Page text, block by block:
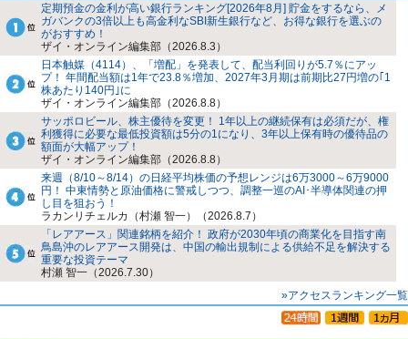
定期預金の金利が高い銀行ランキング[2026年8月] 貯金をするなら、メ
ガバンクの3倍以上も高金利なSBI新生銀行など、お得な銀行を選ぶの
がおすすめ！
ザイ・オンライン編集部（2026.8.3）
日本触媒（4114）、「増配」を発表して、配当利回りが5.7％にアッ
プ！ 年間配当額は1年で23.8％増加、2027年3月期は前期比27円増の｢1
株あたり140円｣に
ザイ・オンライン編集部（2026.8.8）
サッポロビール、株主優待を変更！ 1年以上の継続保有は必須だが、権
利獲得に必要な最低投資額は5分の1になり、3年以上保有時の優待品の
額面が大幅アップ！
ザイ・オンライン編集部（2026.8.8）
来週（8/10～8/14）の日経平均株価の予想レンジは6万3000～6万9000
円！ 中東情勢と原油価格に警戒しつつ、調整一巡のAI･半導体関連の押
し目を狙おう！
ラカンリチェルカ（村瀬 智一）（2026.8.7）
「レアアース」関連銘柄を紹介！ 政府が2030年頃の商業化を目指す南
鳥島沖のレアアース開発は、中国の輸出規制による供給不足を解決する
重要な投資テーマ
村瀬 智一（2026.7.30）
»アクセスランキング一覧